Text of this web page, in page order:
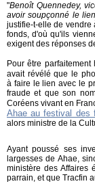
"Benoît Quennedey,
avoir soupçonné le
justifie-t-elle de vendre
fonds, d'où qu'ils
exigent des réponses
Pour être parfaitement
avait révélé que le
à faire le lien avec le
fraude et que son
Coréens vivant en
Ahae au festival des
alors ministre de la
Ayant poussé ses
largesses de Ahae,
ministère des Affaires
parrain, et que Tracfin